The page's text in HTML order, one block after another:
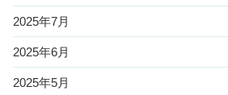
2025年7月
2025年6月
2025年5月